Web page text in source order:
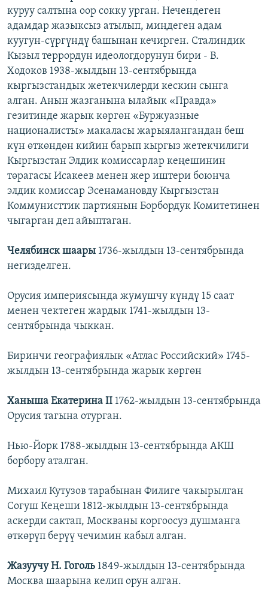
куруу салтына оор сокку урган. Нечендеген
адамдар жазыксыз атылып, миңдеген адам
куугун-сүргүндү башынан кечирген. Сталиндик
Кызыл террордун идеологдорунун бири - В.
Ходоков 1938-жылдын 13-сентябрында
кыргызстандык жетекчилерди кескин сынга
алган. Анын жазганына ылайык «Правда»
гезитинде жарык көргөн «Буржуазные
националисты» макаласы жарыялангандан беш
күн өткөндөн кийин барып кыргыз жетекчилиги
Кыргызстан Элдик комиссарлар кеңешинин
төрагасы Исакеев менен жер иштери боюнча
элдик комиссар Эсенамановду Кыргызстан
Коммунисттик партиянын Борбордук Комитетинен
чыгарган деп айыптаган.
Челябинск шаары 1736-жылдын 13-сентябрында
негизделген.
Орусия империясында жумушчу күндү 15 саат
менен чектеген жардык 1741-жылдын 13-
сентябрында чыккан.
Биринчи географиялык «Атлас Российский» 1745-
жылдын 13-сентябрында жарык көргөн
Ханыша Екатерина II 1762-жылдын 13-сентябрында
Орусия тагына отурган.
Нью-Йорк 1788-жылдын 13-сентябрында АКШ
борбору аталган.
Михаил Кутузов тарабынан Филиге чакырылган
Согуш Кеңеши 1812-жылдын 13-сентябрында
аскерди сактап, Москваны коргоосуз душманга
өткөрүп берүү чечимин кабыл алган.
Жазуучу Н. Гоголь 1849-жылдын 13-сентябрында
Москва шаарына келип орун алган.